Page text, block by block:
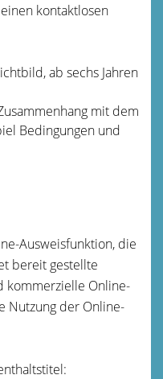
kontaktlosen
ab sechs Jahren
mit dem
Bedingungen und
Ausweisfunktion, die
bereit gestellte
kommerzielle Online-
Nutzung der Online-